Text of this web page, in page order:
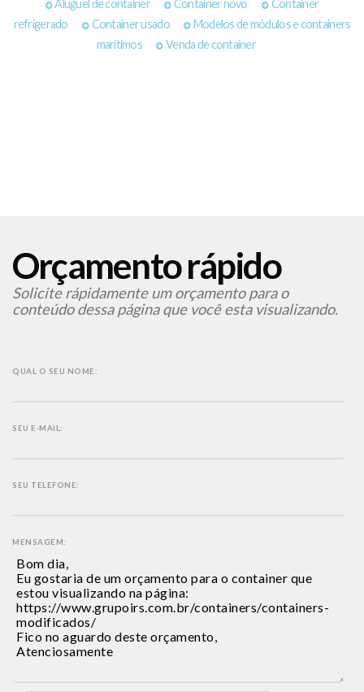
Aluguel de container Container novo
Container
refrigerado
Container usado
Modelos de módulos e containers
marítimos
Venda de container
Orçamento rápido
Solicite rápidamente um orçamento para o
conteúdo dessa página que você esta visualizando.
QUAL O SEU NOME:
SEU E-MAIL:
SEU TELEFONE:
MENSAGEM: